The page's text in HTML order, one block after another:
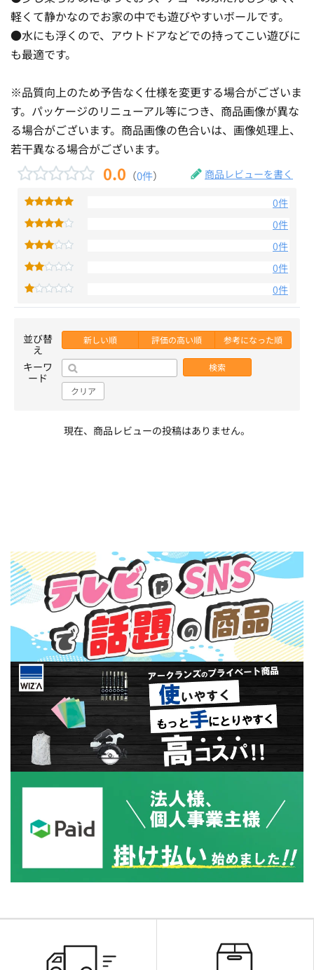
軽くて静かなのでお家の中でも遊びやすいボールです。
●水にも浮くので、アウトドアなどでの持ってこい遊びに
も最適です。
※品質向上のため予告なく仕様を変更する場合がございま
す。パッケージのリニューアル等につき、商品画像が異な
る場合がございます。商品画像の色合いは、画像処理上、
若干異なる場合がございます。
0.0 （0件） 商品レビューを書く
0件
0件
0件
0件
0件
並び替
え
新しい順 評価の高い順 参考になった順
キーワ
ード
検索
クリア
現在、商品レビューの投稿はありません。